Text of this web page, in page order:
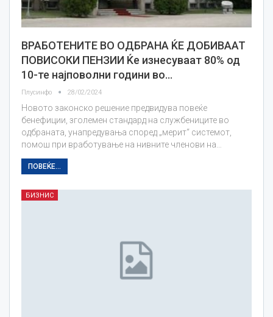
ВРАБОТЕНИТЕ ВО ОДБРАНА ЌЕ ДОБИВААТ
ПОВИСОКИ ПЕНЗИИ Ќе изнесуваат 80% од
10-те најповолни години во…
Плусинфо 28/02/2024
Новото законско решение предвидува повеќе
бенефиции, зголемен стандард на службениците во
одбраната, унапредувања според „мерит“ системот,
помош при вработување на нивните членови на…
ПОВЕЌЕ...
БИЗНИС